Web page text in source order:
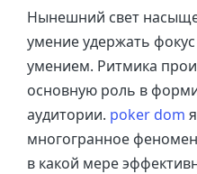
Нынешний свет
умение удержать
умением. Ритмика
основную роль в
аудитории. poker dom
многогранное
в какой мере